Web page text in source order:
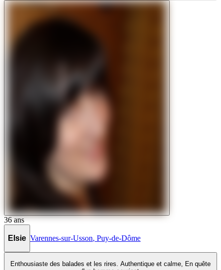
36 ans
Elsie Varennes-sur-Usson, Puy-de-Dôme
Enthousiaste des balades et les rires. Authentique et calme, En quête